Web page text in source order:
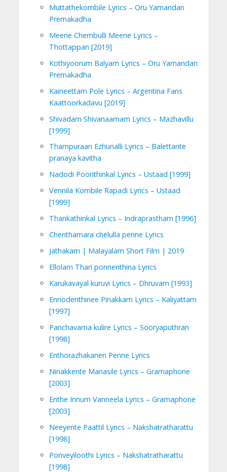
Muttathekombile Lyrics – Oru Yamandan
Premakadha
Meene Chembulli Meene Lyrics –
Thottappan [2019]
Kothiyoorum Balyam Lyrics – Oru Yamandan
Premakadha
Kaineettam Pole Lyrics – Argentina Fans
Kaattoorkadavu [2019]
Shivadam Shivanaamam Lyrics – Mazhavillu
[1999]
Thampuraan Ezhunalli Lyrics – Balettante
pranaya kavitha
Nadodi Poonthinkal Lyrics – Ustaad [1999]
Vennila Kombile Rapadi Lyrics – Ustaad
[1999]
Thankathinkal Lyrics – Indraprastham [1996]
Chenthamara chelulla penne Lyrics
Jathakam | Malayalam Short Film | 2019
Ellolam Thari ponnenthina Lyrics
Karukavayal kuruvi Lyrics – Dhruvam [1993]
Ennodenthinee Pinakkam Lyrics – Kaliyattam
[1997]
Panchavarna kulire Lyrics – Sooryaputhran
[1998]
Enthorazhakanen Penne Lyrics
Ninakkente Manasile Lyrics – Gramaphone
[2003]
Enthe Innum Vanneela Lyrics – Gramaphone
[2003]
Neeyente Paattil Lyrics – Nakshatratharattu
[1998]
Ponveyiloothi Lyrics – Nakshatratharattu
[1998]